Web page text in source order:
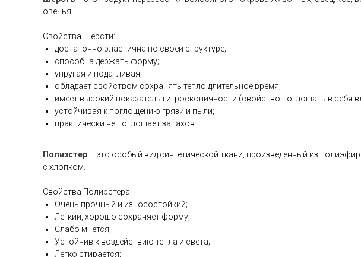
овечья.
Свойства Шерсти:
достаточно эластична по своей структуре;
способна держать форму;
упругая и податливая;
обладает свойством сохранять тепло длительное время;
имеет высокий показатель гигроскопичности (свойство поглощать в себя
устойчивая к поглощению грязи и пыли;
практически не поглощает запахов.
Полиэстер – это особый вид синтетической ткани, произведенный из
с хлопком.
Свойства Полиэстера:
Очень прочный и износостойкий;
Легкий, хорошо сохраняет форму;
Слабо мнется;
Устойчив к воздействию тепла и света;
Легко стирается;